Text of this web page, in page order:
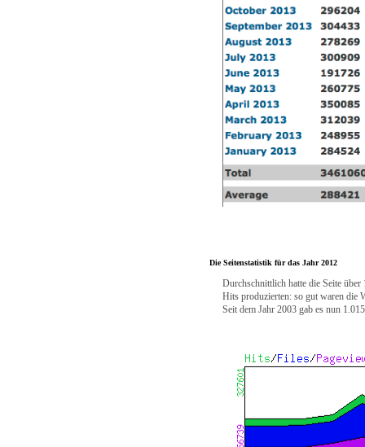
Die Seitenstatistik für das Jahr 2012
Durchschnittlich hatte die Seite
Hits produzierten: so gut waren die
Seit dem Jahr 2003 gab es nun